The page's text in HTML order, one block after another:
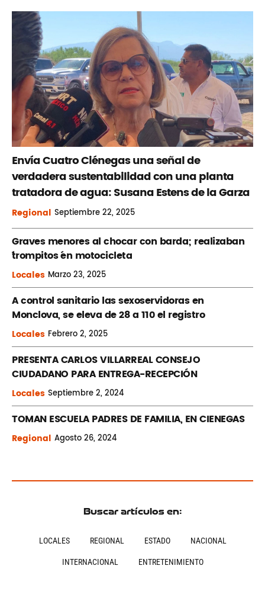
Envía Cuatro Ciénegas una señal de
verdadera sustentabilidad con una planta
tratadora de agua: Susana Estens de la Garza
Regional Septiembre22, 2025
Graves menores al chocar con barda; realizaban
´trompitos ´en motocicleta
Locales Marzo23, 2025
A control sanitario las sexoservidoras en
Monclova, se eleva de 28 a 110 el registro
Locales Febrero2, 2025
PRESENTA CARLOS VILLARREAL CONSEJO
CIUDADANO PARA ENTREGA-RECEPCIÓN
Locales Septiembre2, 2024
TOMAN ESCUELA PADRES DE FAMILIA, EN CIENEGAS
Regional Agosto26, 2024
Buscar artículos en:
LOCALES REGIONAL ESTADO NACIONAL
INTERNACIONAL ENTRETENIMIENTO